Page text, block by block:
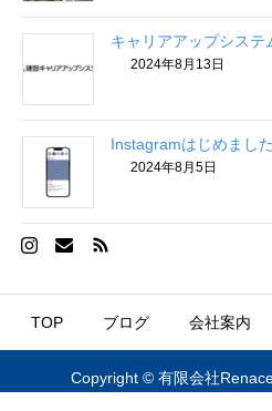
キャリアアップシステ
2024年8月13日
Instagramはじめました
2024年8月5日
TOP ブログ 会社案内
Copyright © 有限会社

お電話